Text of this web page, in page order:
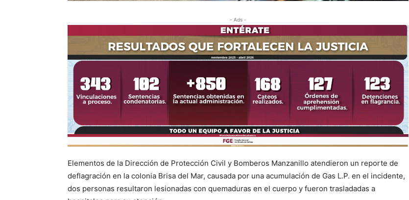
- Ads -
Elementos de la Dirección de Protección Civil y Bomberos Manzanillo atendieron un reporte de
deflagración en la colonia Brisa del Mar, causada por una acumulación de Gas L.P. en el incidente,
dos personas resultaron lesionadas con quemaduras en el cuerpo y fueron trasladadas a